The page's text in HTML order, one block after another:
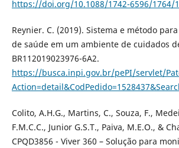
https://doi.org/10.1088/1742-6596/1764/
Reynier. C. (2019). Sistema e método
de saúde em um ambiente de cuidados
BR112019023976-6A2.
https://busca.inpi.gov.br/pePI/servlet/
Colito, A.H.G., Martins, C., Souza, F.,
F.M.C.C., Junior G.S.T., Paiva, M.E.O., &
CPQD3856 - Viver 360 – Solução para